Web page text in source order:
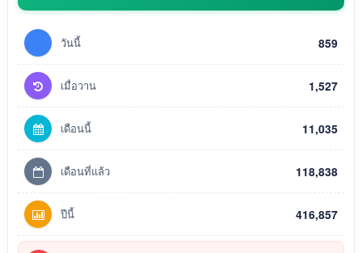
วันนี้ 859
เมื่อวาน 1,527
เดือนนี้ 11,035
เดือนที่แล้ว 118,838
ปีนี้ 416,857